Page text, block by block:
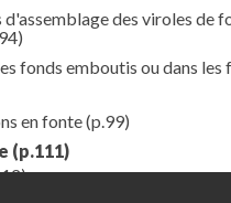
d'assemblage des viroles de
fonds emboutis ou dans les
en fonte(p.99)
(p.111)